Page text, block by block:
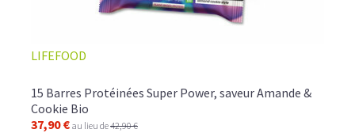
LIFEFOOD
15 Barres Protéinées Super Power, saveur Amande &
Cookie Bio
37,90 € au lieu de42,90 €